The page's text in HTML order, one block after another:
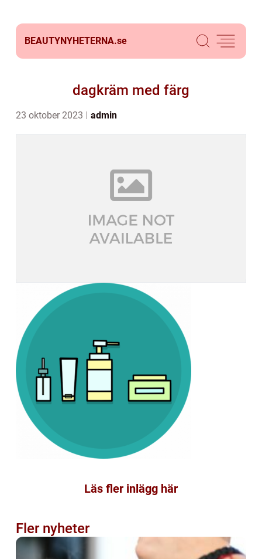
BEAUTYNYHETERNA.se
dagkräm med färg
23 oktober 2023 admin
Läs fler inlägg här
Fler nyheter